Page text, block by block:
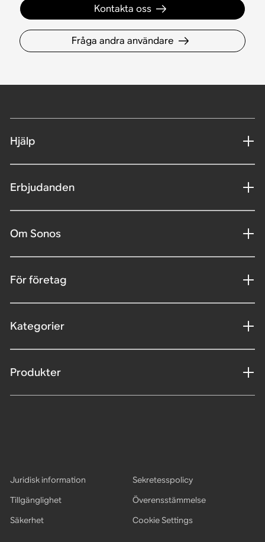
Kontakta oss
Fråga andra användare
Hjälp
Erbjudanden
Om Sonos
För företag
Kategorier
Produkter
Juridisk information
Sekretesspolicy
Tillgänglighet
Överensstämmelse
Säkerhet
Cookie Settings